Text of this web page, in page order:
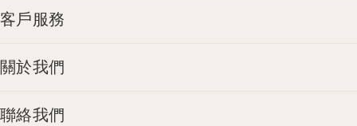
客戶服務
關於我們
聯絡我們